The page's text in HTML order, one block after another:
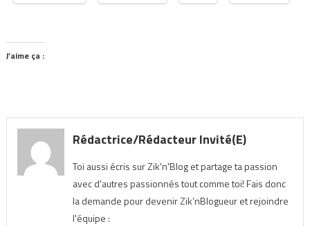
J’aime ça :
Rédactrice/Rédacteur Invité(e)
Toi aussi écris sur Zik'n'Blog et partage ta passion
avec d'autres passionnés tout comme toi! Fais donc
la demande pour devenir Zik’nBlogueur et rejoindre
l'équipe :